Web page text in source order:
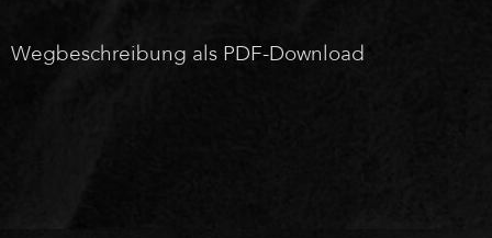
Wegbeschreibung als PDF-Download